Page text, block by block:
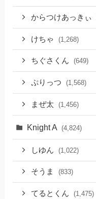
からつけあっきぃ
けちゃ (1,268)
ちぐさくん (649)
ぷりっつ (1,568)
まぜ太 (1,456)
Knight A (4,824)
しゆん (1,022)
そうま (833)
てるとくん (1,475)